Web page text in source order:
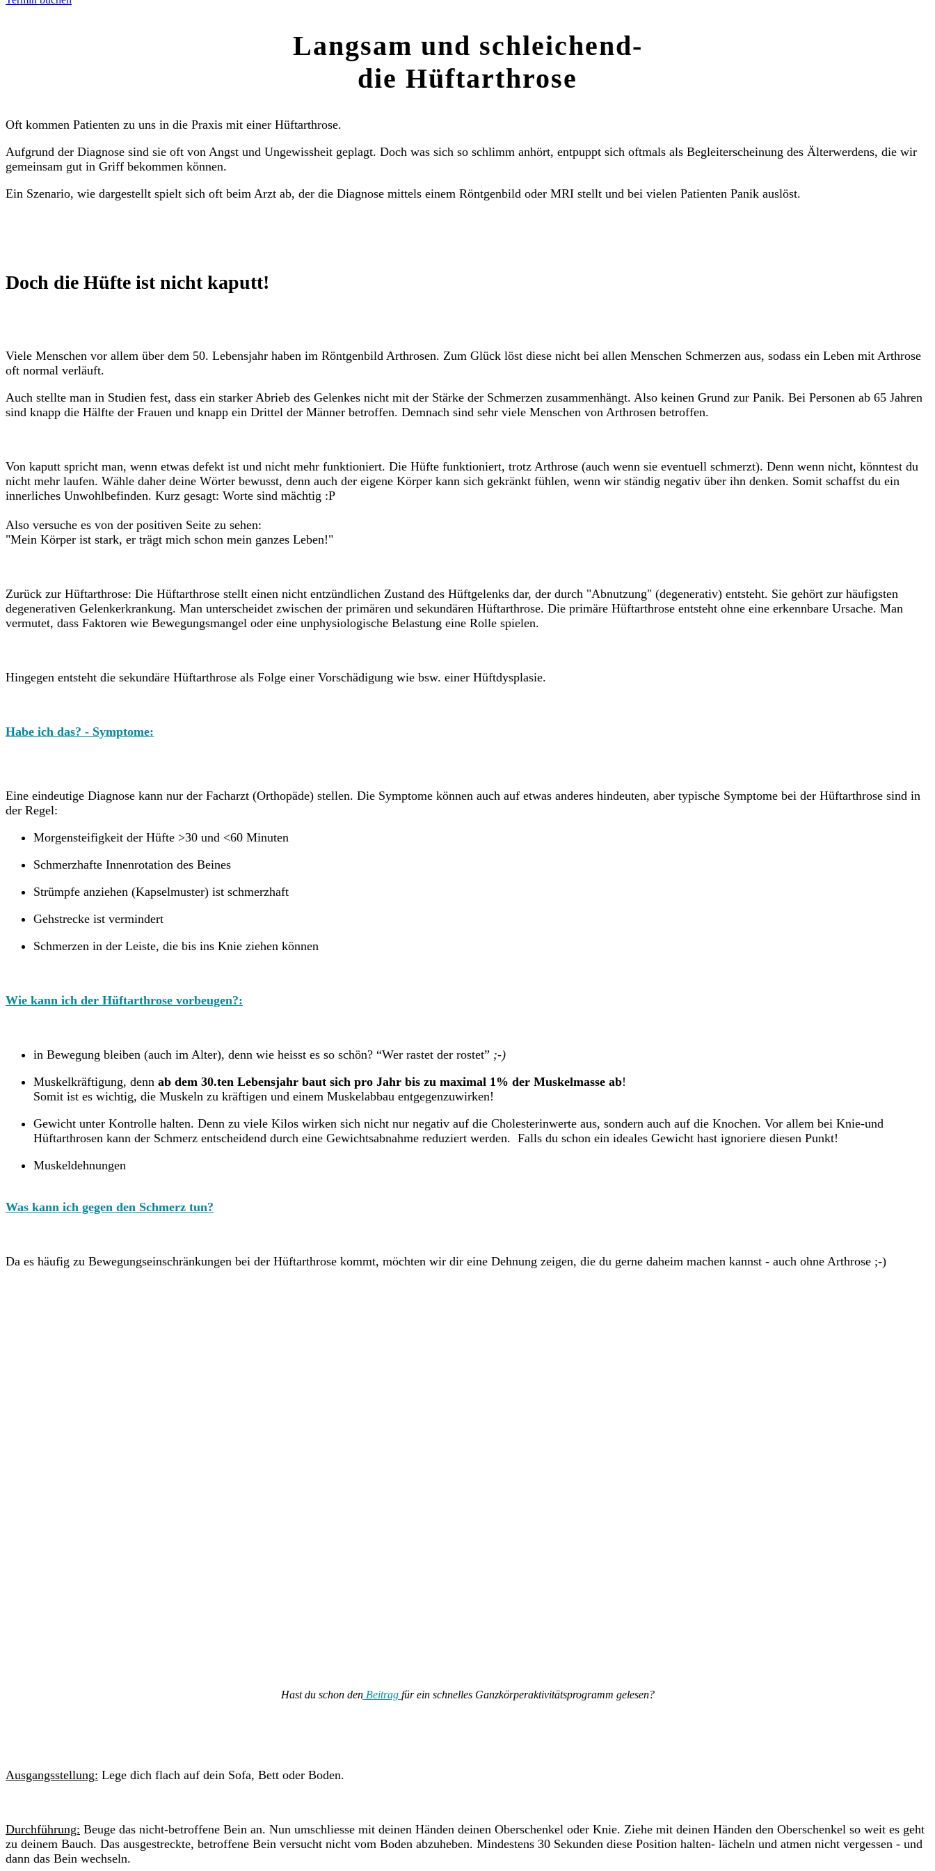
Langsam und schleichend-
die Hüftarthrose
Oft kommen Patienten zu uns in die Praxis mit einer Hüftarthrose.
Aufgrund der Diagnose sind sie oft von Angst und Ungewissheit geplagt. Doch was sich so schlimm anhört, entpuppt sich oftmals als Begleiterscheinung des Älterwerdens, die wir
gemeinsam gut in Griff bekommen können.
Ein Szenario, wie dargestellt spielt sich oft beim Arzt ab, der die Diagnose mittels einem Röntgenbild oder MRI stellt und bei vielen Patienten Panik auslöst.
Doch die Hüfte ist nicht kaputt!
Viele Menschen vor allem über dem 50. Lebensjahr haben im Röntgenbild Arthrosen. Zum Glück löst diese nicht bei allen Menschen Schmerzen aus, sodass ein Leben mit Arthrose
oft normal verläuft.
Auch stellte man in Studien fest, dass ein starker Abrieb des Gelenkes nicht mit der Stärke der Schmerzen zusammenhängt. Also keinen Grund zur Panik. Bei Personen ab 65 Jahren
sind knapp die Hälfte der Frauen und knapp ein Drittel der Männer betroffen. Demnach sind sehr viele Menschen von Arthrosen betroffen.
Von kaputt spricht man, wenn etwas defekt ist und nicht mehr funktioniert. Die Hüfte funktioniert, trotz Arthrose (auch wenn sie eventuell schmerzt). Denn wenn nicht, könntest du
nicht mehr laufen. Wähle daher deine Wörter bewusst, denn auch der eigene Körper kann sich gekränkt fühlen, wenn wir ständig negativ über ihn denken. Somit schaffst du ein
innerliches Unwohlbefinden. Kurz gesagt: Worte sind mächtig :P
Also versuche es von der positiven Seite zu sehen:
"Mein Körper ist stark, er trägt mich schon mein ganzes Leben!"
Zurück zur Hüftarthrose: Die Hüftarthrose stellt einen nicht entzündlichen Zustand des Hüftgelenks dar, der durch "Abnutzung" (degenerativ) entsteht. Sie gehört zur häufigsten
degenerativen Gelenkerkrankung. Man unterscheidet zwischen der primären und sekundären Hüftarthrose. Die primäre Hüftarthrose entsteht ohne eine erkennbare Ursache. Man
vermutet, dass Faktoren wie Bewegungsmangel oder eine unphysiologische Belastung eine Rolle spielen.
Hingegen entsteht die sekundäre Hüftarthrose als Folge einer Vorschädigung wie bsw. einer Hüftdysplasie.
Habe ich das? - Symptome:
Eine eindeutige Diagnose kann nur der Facharzt (Orthopäde) stellen. Die Symptome können auch auf etwas anderes hindeuten, aber typische Symptome bei der Hüftarthrose sind in
der Regel:
Morgensteifigkeit der Hüfte >30 und <60 Minuten
Schmerzhafte Innenrotation des Beines
Strümpfe anziehen (Kapselmuster) ist schmerzhaft
Gehstrecke ist vermindert
Schmerzen in der Leiste, die bis ins Knie ziehen können
Wie kann ich der Hüftarthrose vorbeugen?:
in Bewegung bleiben (auch im Alter), denn wie heisst es so schön? “Wer rastet der rostet” ;-)
Muskelkräftigung, denn ab dem 30.ten Lebensjahr baut sich pro Jahr bis zu maximal 1% der Muskelmasse ab!
Somit ist es wichtig, die Muskeln zu kräftigen und einem Muskelabbau entgegenzuwirken!
Gewicht unter Kontrolle halten. Denn zu viele Kilos wirken sich nicht nur negativ auf die Cholesterinwerte aus, sondern auch auf die Knochen. Vor allem bei Knie-und
Hüftarthrosen kann der Schmerz entscheidend durch eine Gewichtsabnahme reduziert werden. Falls du schon ein ideales Gewicht hast ignoriere diesen Punkt!
Muskeldehnungen
Was kann ich gegen den Schmerz tun?
Da es häufig zu Bewegungseinschränkungen bei der Hüftarthrose kommt, möchten wir dir eine Dehnung zeigen, die du gerne daheim machen kannst - auch ohne Arthrose ;-)
Hast du schon denBeitrag für ein schnelles Ganzkörperaktivitätsprogramm gelesen?
Ausgangsstellung: Lege dich flach auf dein Sofa, Bett oder Boden.
Durchführung: Beuge das nicht-betroffene Bein an. Nun umschliesse mit deinen Händen deinen Oberschenkel oder Knie. Ziehe mit deinen Händen den Oberschenkel so weit es geht
zu deinem Bauch. Das ausgestreckte, betroffene Bein versucht nicht vom Boden abzuheben. Mindestens 30 Sekunden diese Position halten- lächeln und atmen nicht vergessen - und
dann das Bein wechseln.